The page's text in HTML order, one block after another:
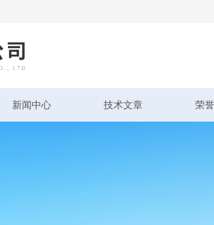
新闻中心 技术文章 荣